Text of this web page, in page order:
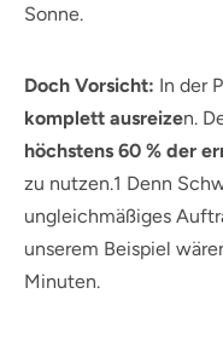
Sonne.
Doch Vorsicht: In der
komplett ausreizen.
höchstens 60 % der
zu nutzen.1 Denn
ungleichmäßiges
unserem Beispiel
Minuten.